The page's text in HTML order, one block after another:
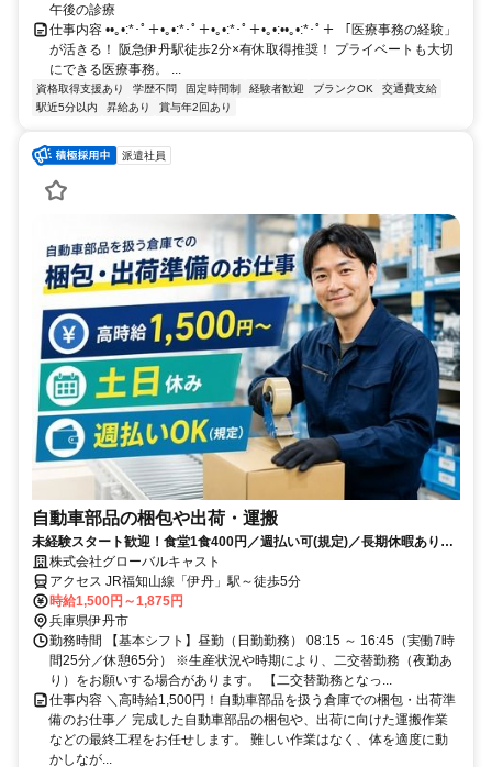
午後の診療
仕事内容 ••｡•:*･ﾟ＋•｡•:*･ﾟ＋•｡•:*･ﾟ＋•｡•:••｡•:*･ﾟ＋ 「医療事務の経験」
が活きる！ 阪急伊丹駅徒歩2分×有休取得推奨！ プライベートも大切
にできる医療事務。 ...
資格取得支援あり 学歴不問 固定時間制 経験者歓迎 ブランクOK
交通費支給
駅近5分以内
昇給あり 賞与年2回あり
派遣社員
自動車部品の梱包や出荷・運搬
未経験スタート歓迎！食堂1食400円／週払い可(規定)／長期休暇あり／
日勤専属からスタート！
株式会社グローバルキャスト
アクセス JR福知山線「伊丹」駅～徒歩5分
時給1,500円～1,875円
兵庫県伊丹市
勤務時間 【基本シフト】昼勤（日勤勤務） 08:15 ～ 16:45（実働7時
間25分／休憩65分） ※生産状況や時期により、二交替勤務（夜勤あ
り）をお願いする場合があります。 【二交替勤務となっ...
仕事内容 ＼高時給1,500円！自動車部品を扱う倉庫での梱包・出荷準
備のお仕事／ 完成した自動車部品の梱包や、出荷に向けた運搬作業
などの最終工程をお任せします。 難しい作業はなく、体を適度に動
かしなが...